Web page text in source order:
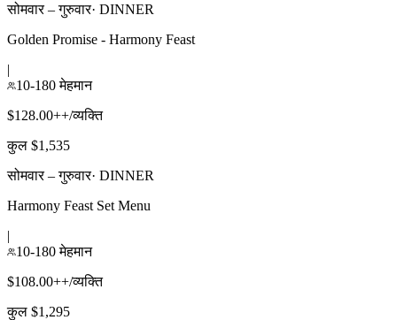
सोमवार – गुरुवार· DINNER
Golden Promise - Harmony Feast
|
10-180 मेहमान
$128.00++/व्यक्ति
कुल $1,535
सोमवार – गुरुवार· DINNER
Harmony Feast Set Menu
|
10-180 मेहमान
$108.00++/व्यक्ति
कुल $1,295